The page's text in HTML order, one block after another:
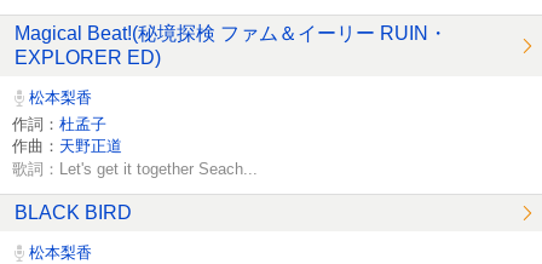
Magical Beat!(秘境探検 ファム＆イーリー RUIN・
EXPLORER ED)
松本梨香
作詞： 杜孟子
作曲： 天野正道
歌詞：Let's get it together Seach...
BLACK BIRD
松本梨香